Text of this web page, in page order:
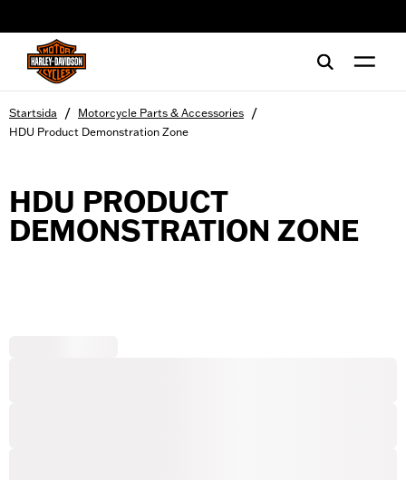
Startsida / Motorcycle Parts & Accessories /
HDU Product Demonstration Zone
HDU PRODUCT
DEMONSTRATION ZONE